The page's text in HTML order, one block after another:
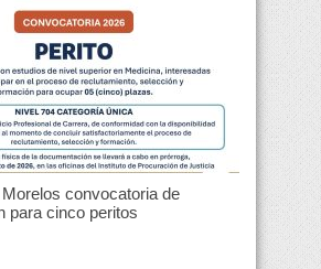
convocatoria de
para cinco peritos